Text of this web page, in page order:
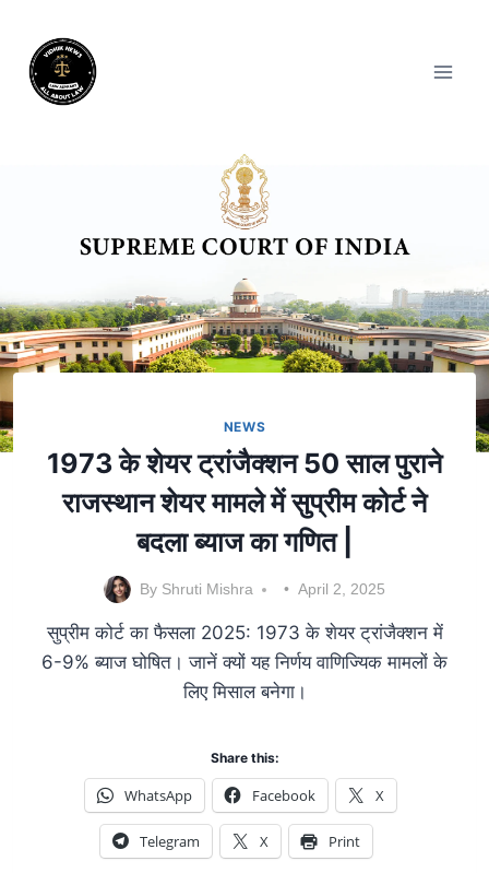
NEWS
1973 के शेयर ट्रांजैक्शन 50 साल पुराने
राजस्थान शेयर मामले में सुप्रीम कोर्ट ने
बदला ब्याज का गणित |
By Shruti Mishra April 2, 2025
सुप्रीम कोर्ट का फैसला 2025: 1973 के शेयर ट्रांजैक्शन में
6-9% ब्याज घोषित। जानें क्यों यह निर्णय वाणिज्यिक मामलों के
लिए मिसाल बनेगा।
Share this:
WhatsApp Facebook X
Telegram X Print